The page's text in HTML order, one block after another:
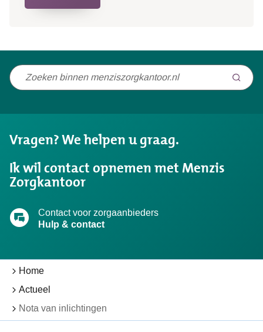
Niet
wat
zocht?
Vragen? We helpen u graag.
Ik wil contact opnemen met Menzis
Zorgkantoor
Contact voor zorgaanbieders
Hulp & contact
Home
Actueel
Nota van inlichtingen